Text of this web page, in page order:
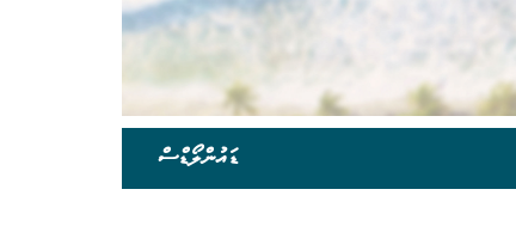
ޑައުންލޯޑްސް